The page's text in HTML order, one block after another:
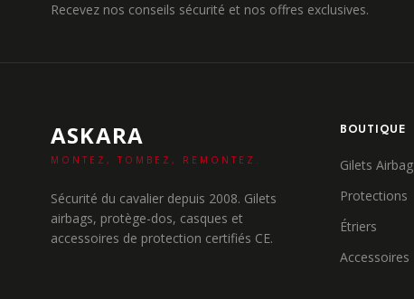
Recevez nos conseils sécurité et nos offres exclusives.
ASKARA
MONTEZ, TOMBEZ, REMONTEZ.
Sécurité du cavalier depuis 2008. Gilets
airbags, protège-dos, casques et
accessoires de protection certifiés CE.
BOUTIQUE
Gilets Airbag
Protections
Étriers
Accessoires